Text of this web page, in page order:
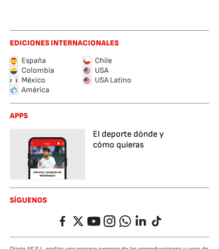
EDICIONES INTERNACIONALES
España
Chile
Colombia
USA
México
USA Latino
América
APPS
El deporte dónde y
cómo quieras
SÍGUENOS
FacebookTwitterYouTubeInstagramWhatsappLinkedIn
TikTok